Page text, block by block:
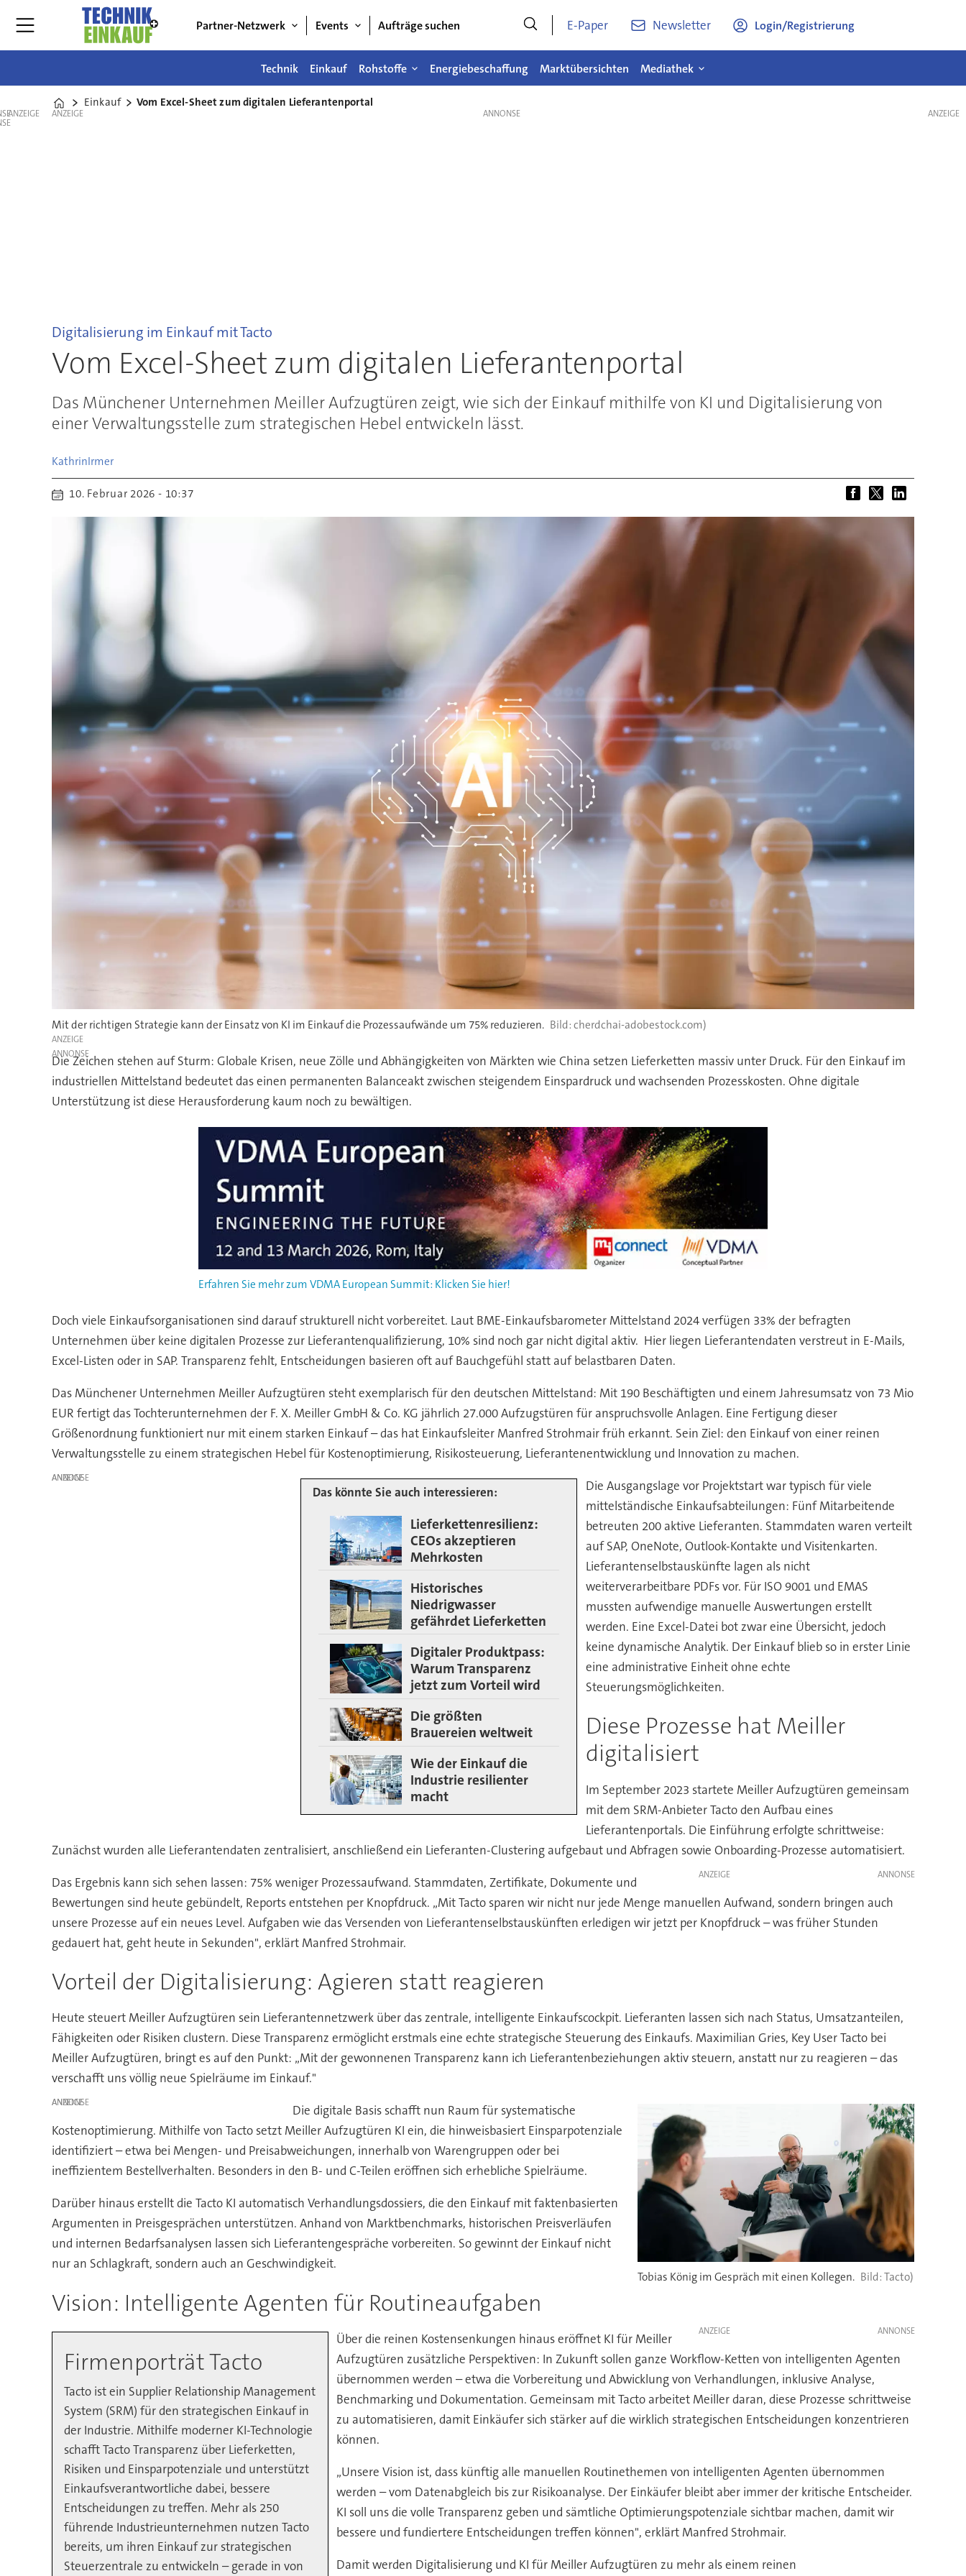
Partner-Netzwerk Events Aufträge suchen E-Paper Newsletter Login/Registrierung
Technik Einkauf Rohstoffe Energiebeschaffung Marktübersichten Mediathek
Home
Einkauf Vom Excel-Sheet zum digitalen Lieferantenportal
ANZEIGE ANZEIGE
Digitalisierung im Einkauf mit Tacto
Vom Excel-Sheet zum digitalen Lieferantenportal
Das Münchener Unternehmen Meiller Aufzugtüren zeigt, wie sich der Einkauf mithilfe von KI und Digitalisierung von
einer Verwaltungsstelle zum strategischen Hebel entwickeln lässt.
KathrinIrmer
10. Februar 2026 - 10:37
Mit der richtigen Strategie kann der Einsatz von KI im Einkauf die Prozessaufwände um 75% reduzieren. cherdchai-adobestock.com)
ANZEIGE
Die Zeichen stehen auf Sturm: Globale Krisen, neue Zölle und Abhängigkeiten von Märkten wie China setzen Lieferketten massiv unter Druck. Für den Einkauf im
industriellen Mittelstand bedeutet das einen permanenten Balanceakt zwischen steigendem Einspardruck und wachsenden Prozesskosten. Ohne digitale
Unterstützung ist diese Herausforderung kaum noch zu bewältigen.
Erfahren Sie mehr zum VDMA European Summit: Klicken Sie hier!
Doch viele Einkaufsorganisationen sind darauf strukturell nicht vorbereitet. Laut BME-Einkaufsbarometer Mittelstand 2024 verfügen 33% der befragten
Unternehmen über keine digitalen Prozesse zur Lieferantenqualifizierung, 10% sind noch gar nicht digital aktiv. Hier liegen Lieferantendaten verstreut in E-Mails,
Excel-Listen oder in SAP. Transparenz fehlt, Entscheidungen basieren oft auf Bauchgefühl statt auf belastbaren Daten.
Das Münchener Unternehmen Meiller Aufzugtüren steht exemplarisch für den deutschen Mittelstand: Mit 190 Beschäftigten und einem Jahresumsatz von 73 Mio
EUR fertigt das Tochterunternehmen der F. X. Meiller GmbH & Co. KG jährlich 27.000 Aufzugstüren für anspruchsvolle Anlagen. Eine Fertigung dieser
Größenordnung funktioniert nur mit einem starken Einkauf – das hat Einkaufsleiter Manfred Strohmair früh erkannt. Sein Ziel: den Einkauf von einer reinen
Verwaltungsstelle zu einem strategischen Hebel für Kostenoptimierung, Risikosteuerung, Lieferantenentwicklung und Innovation zu machen.
ANZEIGE
Das könnte Sie auch interessieren:
Lieferkettenresilienz:
CEOs akzeptieren
Mehrkosten
Historisches
Niedrigwasser
gefährdet Lieferketten
Digitaler Produktpass:
Warum Transparenz
jetzt zum Vorteil wird
Die größten
Brauereien weltweit
Wie der Einkauf die
Industrie resilienter
macht
Die Ausgangslage vor Projektstart war typisch für viele
mittelständische Einkaufsabteilungen: Fünf Mitarbeitende
betreuten 200 aktive Lieferanten. Stammdaten waren verteilt
auf SAP, OneNote, Outlook-Kontakte und Visitenkarten.
Lieferantenselbstauskünfte lagen als nicht
weiterverarbeitbare PDFs vor. Für ISO 9001 und EMAS
mussten aufwendige manuelle Auswertungen erstellt
werden. Eine Excel-Datei bot zwar eine Übersicht, jedoch
keine dynamische Analytik. Der Einkauf blieb so in erster Linie
eine administrative Einheit ohne echte
Steuerungsmöglichkeiten.
Diese Prozesse hat Meiller
digitalisiert
Im September 2023 startete Meiller Aufzugtüren gemeinsam
mit dem SRM-Anbieter Tacto den Aufbau eines
Lieferantenportals. Die Einführung erfolgte schrittweise:
Zunächst wurden alle Lieferantendaten zentralisiert, anschließend ein Lieferanten-Clustering aufgebaut und Abfragen sowie Onboarding-Prozesse automatisiert.
ANZEIGE
Das Ergebnis kann sich sehen lassen: 75% weniger Prozessaufwand. Stammdaten, Zertifikate, Dokumente und
Bewertungen sind heute gebündelt, Reports entstehen per Knopfdruck. „Mit Tacto sparen wir nicht nur jede Menge manuellen Aufwand, sondern bringen auch
unsere Prozesse auf ein neues Level. Aufgaben wie das Versenden von Lieferantenselbstauskünften erledigen wir jetzt per Knopfdruck – was früher Stunden
gedauert hat, geht heute in Sekunden", erklärt Manfred Strohmair.
Vorteil der Digitalisierung: Agieren statt reagieren
Heute steuert Meiller Aufzugtüren sein Lieferantennetzwerk über das zentrale, intelligente Einkaufscockpit. Lieferanten lassen sich nach Status, Umsatzanteilen,
Fähigkeiten oder Risiken clustern. Diese Transparenz ermöglicht erstmals eine echte strategische Steuerung des Einkaufs. Maximilian Gries, Key User Tacto bei
Meiller Aufzugtüren, bringt es auf den Punkt: „Mit der gewonnenen Transparenz kann ich Lieferantenbeziehungen aktiv steuern, anstatt nur zu reagieren – das
verschafft uns völlig neue Spielräume im Einkauf."
ANZEIGE
Tobias König im Gespräch mit einen Kollegen. Tacto)
Die digitale Basis schafft nun Raum für systematische
Kostenoptimierung. Mithilfe von Tacto setzt Meiller Aufzugtüren KI ein, die hinweisbasiert Einsparpotenziale
identifiziert – etwa bei Mengen- und Preisabweichungen, innerhalb von Warengruppen oder bei
ineffizientem Bestellverhalten. Besonders in den B- und C-Teilen eröffnen sich erhebliche Spielräume.
Darüber hinaus erstellt die Tacto KI automatisch Verhandlungsdossiers, die den Einkauf mit faktenbasierten
Argumenten in Preisgesprächen unterstützen. Anhand von Marktbenchmarks, historischen Preisverläufen
und internen Bedarfsanalysen lassen sich Lieferantengespräche vorbereiten. So gewinnt der Einkauf nicht
nur an Schlagkraft, sondern auch an Geschwindigkeit.
Vision: Intelligente Agenten für Routineaufgaben
ANZEIGE
Firmenporträt Tacto
Tacto ist ein Supplier Relationship Management
System (SRM) für den strategischen Einkauf in
der Industrie. Mithilfe moderner KI-Technologie
schafft Tacto Transparenz über Lieferketten,
Risiken und Einsparpotenziale und unterstützt
Einkaufsverantwortliche dabei, bessere
Entscheidungen zu treffen. Mehr als 250
führende Industrieunternehmen nutzen Tacto
bereits, um ihren Einkauf zur strategischen
Steuerzentrale zu entwickeln – gerade in von
Über die reinen Kostensenkungen hinaus eröffnet KI für Meiller
Aufzugtüren zusätzliche Perspektiven: In Zukunft sollen ganze Workflow-Ketten von intelligenten Agenten
übernommen werden – etwa die Vorbereitung und Abwicklung von Verhandlungen, inklusive Analyse,
Benchmarking und Dokumentation. Gemeinsam mit Tacto arbeitet Meiller daran, diese Prozesse schrittweise
zu automatisieren, damit Einkäufer sich stärker auf die wirklich strategischen Entscheidungen konzentrieren
können.
„Unsere Vision ist, dass künftig alle manuellen Routinethemen von intelligenten Agenten übernommen
werden – vom Datenabgleich bis zur Risikoanalyse. Der Einkäufer bleibt aber immer der kritische Entscheider.
KI soll uns die volle Transparenz geben und sämtliche Optimierungspotenziale sichtbar machen, damit wir
bessere und fundiertere Entscheidungen treffen können", erklärt Manfred Strohmair.
Damit werden Digitalisierung und KI für Meiller Aufzugtüren zu mehr als einem reinen
ANZEIGE